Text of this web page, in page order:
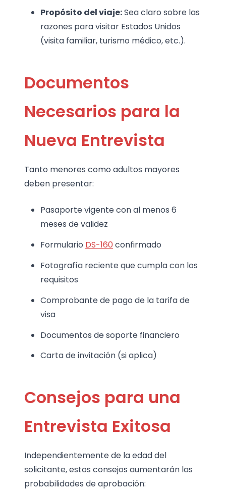
Propósito del viaje:Sea claro sobre las
razones para visitar Estados Unidos
(visita familiar, turismo médico, etc.).
Documentos
Necesarios para la
Nueva Entrevista
Tanto menores como adultos mayores
deben presentar:
Pasaporte vigente con al menos 6
meses de validez
Formulario DS-160 confirmado
Fotografía reciente que cumpla con los
requisitos
Comprobante de pago de la tarifa de
visa
Documentos de soporte financiero
Carta de invitación (si aplica)
Consejos para una
Entrevista Exitosa
Independientemente de la edad del
solicitante, estos consejos aumentarán las
probabilidades de aprobación: